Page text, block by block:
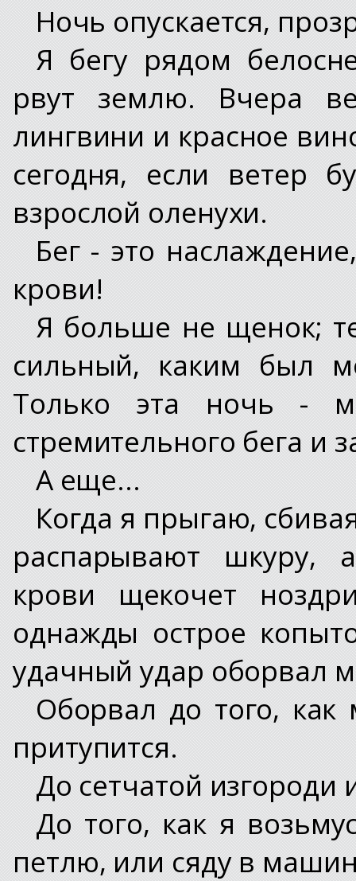
Ночь опускается,
Я бегу рядом
рвут землю. Вчера
лингвини и красное
сегодня, если ветер
взрослой оленухи.
Бег - это
крови!
Я больше не щенок;
сильный, каким был
Только эта ночь -
стремительного бега и
А еще...
Когда я прыгаю,
распарывают шкуру,
крови щекочет
однажды острое
удачный удар оборвал
Оборвал до того, как
притупится.
До сетчатой
До того, как я
петлю, или сяду в